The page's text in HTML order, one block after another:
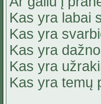
Kas yra labai
Kas yra
Kas yra
Kas yra
Kas yra temų